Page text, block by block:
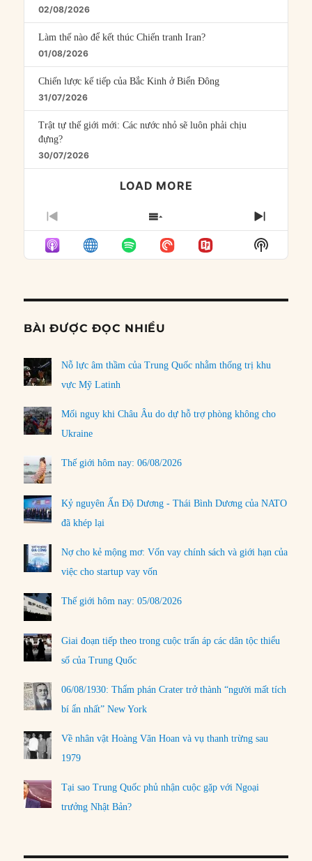
02/08/2026
Làm thế nào để kết thúc Chiến tranh Iran?
01/08/2026
Chiến lược kế tiếp của Bắc Kinh ở Biển Đông
31/07/2026
Trật tự thế giới mới: Các nước nhỏ sẽ luôn phải chịu
đựng?
30/07/2026
LOAD MORE
PREVIOUS
EPISODE
SHOW
EPISODES
LIST
NEXT
Show
Podcast
BÀI ĐƯỢC ĐỌC NHIỀU
Nỗ lực âm thầm của Trung Quốc nhằm thống trị khu
vực Mỹ Latinh
Mối nguy khi Châu Âu do dự hỗ trợ phòng không cho
Ukraine
Thế giới hôm nay: 06/08/2026
Kỷ nguyên Ấn Độ Dương - Thái Bình Dương của NATO
đã khép lại
Nợ cho kẻ mộng mơ: Vốn vay chính sách và giới hạn của
việc cho startup vay vốn
Thế giới hôm nay: 05/08/2026
Giai đoạn tiếp theo trong cuộc trấn áp các dân tộc thiểu
số của Trung Quốc
06/08/1930: Thẩm phán Crater trở thành “người mất tích
bí ẩn nhất” New York
Về nhân vật Hoàng Văn Hoan và vụ thanh trừng sau
1979
Tại sao Trung Quốc phủ nhận cuộc gặp với Ngoại
trưởng Nhật Bản?